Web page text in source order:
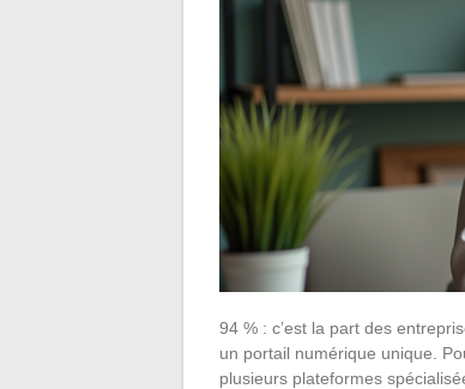
94 % : c’est la part des
un portail numérique unique.
plusieurs plateformes